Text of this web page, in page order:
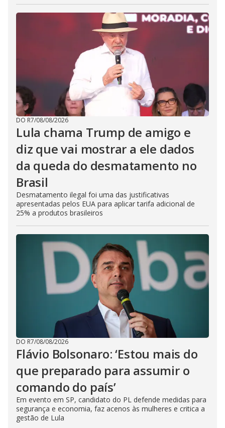
DO R7/08/08/2026
Lula chama Trump de amigo e
diz que vai mostrar a ele dados
da queda do desmatamento no
Brasil
Desmatamento ilegal foi uma das justificativas
apresentadas pelos EUA para aplicar tarifa adicional de
25% a produtos brasileiros
DO R7/08/08/2026
Flávio Bolsonaro: ‘Estou mais do
que preparado para assumir o
comando do país’
Em evento em SP, candidato do PL defende medidas para
segurança e economia, faz acenos às mulheres e critica a
gestão de Lula